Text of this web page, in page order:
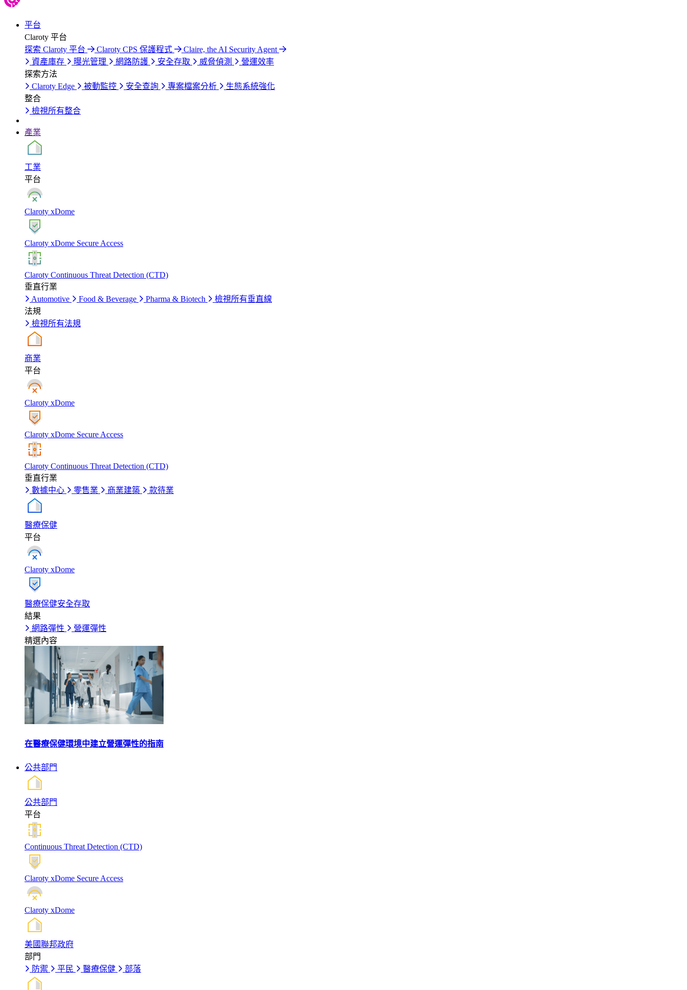
平台
Claroty 平台
探索 Claroty 平台
Claroty CPS 保護程式
Claire, the AI Security Agent
資產庫存
曝光管理 網路防護 安全存取 威脅偵測
營運效率
探索方法
Claroty Edge
被動監控 安全查詢 專案檔案分析
生態系統強化
整合
檢視所有整合
產業
工業
平台
Claroty xDome
Claroty xDome Secure Access
Claroty Continuous Threat Detection (CTD)
垂直行業
Automotive
Food & Beverage Pharma & Biotech
檢視所有垂直線
法規
檢視所有法規
商業
平台
Claroty xDome
Claroty xDome Secure Access
Claroty Continuous Threat Detection (CTD)
垂直行業
數據中心
零售業 商業建築 款待業
醫療保健
平台
Claroty xDome
醫療保健安全存取
結果
網路彈性
營運彈性
精選內容
在醫療保健環境中建立營運彈性的指南
公共部門
公共部門
平台
Continuous Threat Detection (CTD)
Claroty xDome Secure Access
Claroty xDome
美國聯邦政府
部門
防禦
平民 醫療保健 部落